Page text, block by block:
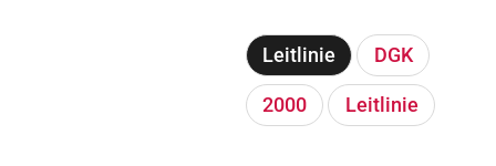
Leitlinie DGK
2000 Leitlinie
Defibrillatoren